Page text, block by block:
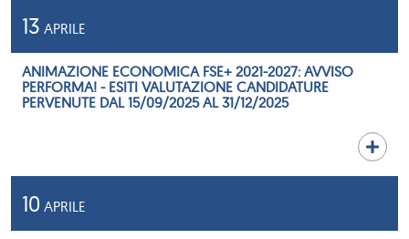
13 APRILE
ANIMAZIONE ECONOMICA FSE+ 2021-2027: AVVISO
PERFORMA! - ESITI VALUTAZIONE CANDIDATURE
PERVENUTE DAL 15/09/2025 AL 31/12/2025
10 APRILE